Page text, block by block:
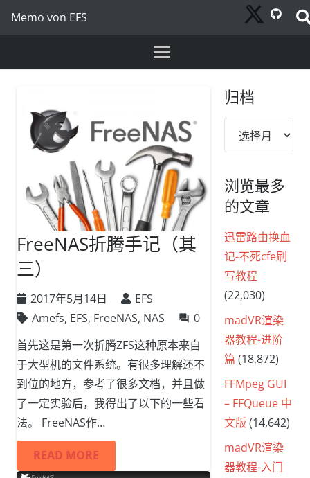
Memo von EFS
FreeNAS折腾手记（其
三）
2017年5月14日
EFS
Amefs, EFS, FreeNAS, NAS question_answer 0
首先这是第一次折腾ZFS这种原本来自
于大型机的文件系统。有很多理解还不
到位的地方，参考了很多文档，并且做
了一定实验后，我得出了以下的一些看
法。 FreeNAS作…
READ MORE
归档
浏览最多
的文章
迅雷路由换血
记-不死cfe刷
写教程
(22,030)
madVR渲染
器教程-进阶
篇 (18,872)
FFMpeg GUI
– FFQueue 中
文版 (14,642)
madVR渲染
器教程-入门